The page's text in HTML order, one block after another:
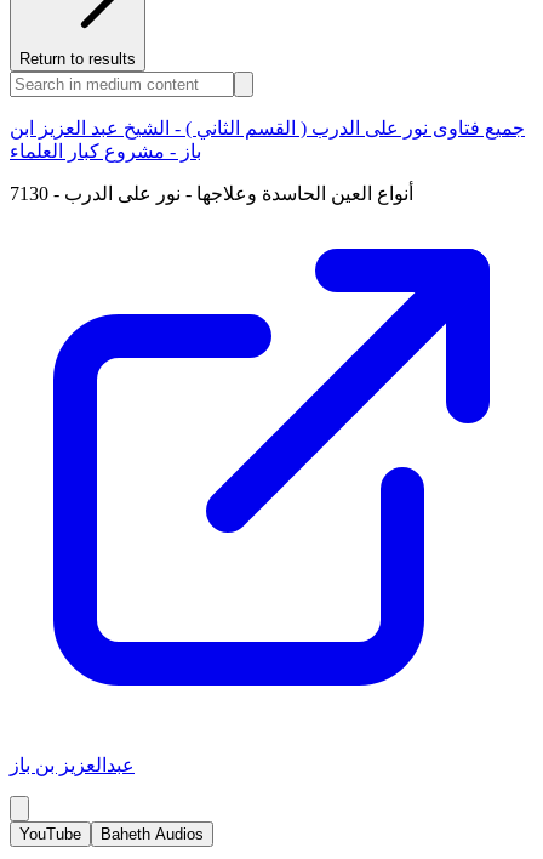
Return to results
جميع فتاوى نور على الدرب ( القسم الثاني ) - الشيخ عبد العزيز ابن
باز - مشروع كبار العلماء
7130 - أنواع العين الحاسدة وعلاجها - نور على الدرب
عبدالعزيز بن باز
YouTube Baheth Audios